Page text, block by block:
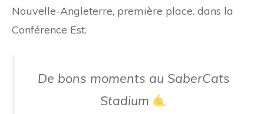
Nouvelle-Angleterre, première place. dans la
Conférence Est.
De bons moments au SaberCats
Stadium